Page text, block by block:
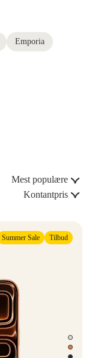
Emporia
Mest populære
Kontantpris
Summer Sale Tilbud